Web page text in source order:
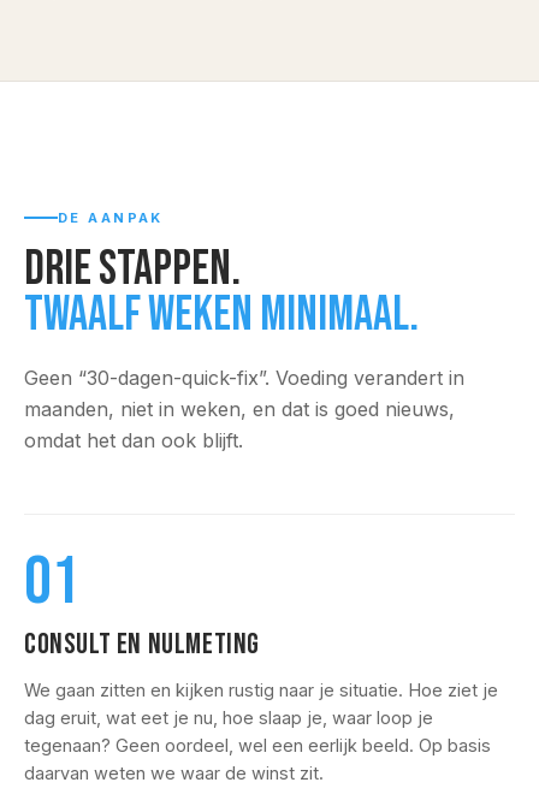
DE AANPAK
Drie stappen.
Twaalf weken minimaal.
Geen “30-dagen-quick-fix”. Voeding verandert in
maanden, niet in weken, en dat is goed nieuws,
omdat het dan ook blijft.
01
CONSULT EN NULMETING
We gaan zitten en kijken rustig naar je situatie. Hoe ziet je
dag eruit, wat eet je nu, hoe slaap je, waar loop je
tegenaan? Geen oordeel, wel een eerlijk beeld. Op basis
daarvan weten we waar de winst zit.